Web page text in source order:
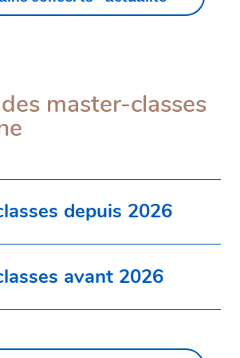
depuis 2026
avant 2026
master-classes